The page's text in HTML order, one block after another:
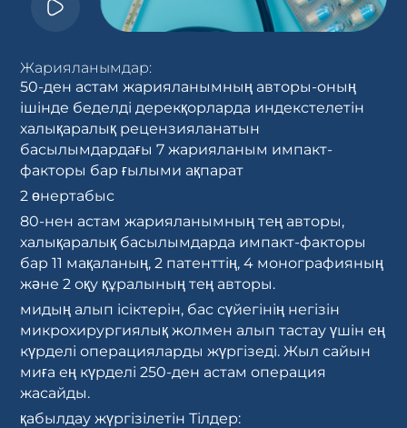
Жарияланымдар:
50-ден астам жарияланымның авторы-оның
ішінде беделді дерекқорларда индекстелетін
халықаралық рецензияланатын
басылымдардағы 7 жарияланым импакт-
факторы бар ғылыми ақпарат
2 өнертабыс
80-нен астам жарияланымның тең авторы,
халықаралық басылымдарда импакт-факторы
бар 11 мақаланың, 2 патенттің, 4 монографияның
және 2 оқу құралының тең авторы.
мидың алып ісіктерін, бас сүйегінің негізін
микрохирургиялық жолмен алып тастау үшін ең
күрделі операцияларды жүргізеді. Жыл сайын
миға ең күрделі 250-ден астам операция
жасайды.
қабылдау жүргізілетін Тілдер: